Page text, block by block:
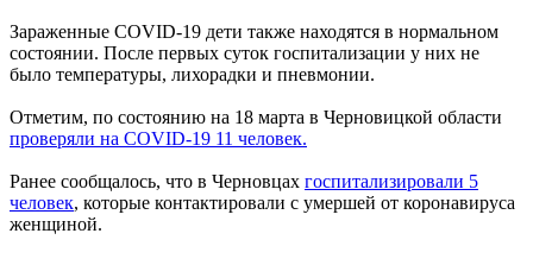
Зараженные COVID-19 дети также находятся в нормальном
состоянии. После первых суток госпитализации у них не
было температуры, лихорадки и пневмонии.
Отметим, по состоянию на 18 марта в Черновицкой области
проверяли на COVID-19 11 человек.
Ранее сообщалось, что в Черновцах госпитализировали 5
человек, которые контактировали с умершей от коронавируса
женщиной.